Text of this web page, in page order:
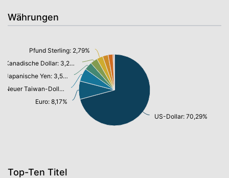
Währungen
US-Dollar: 70,29%
Euro: 8,17%
Neuer Taiwan-Dollar: 5,87%
Japanische Yen: 3,54%
Kanadische Dollar: 3,24%
Pfund Sterling: 2,79%
Top-Ten Titel